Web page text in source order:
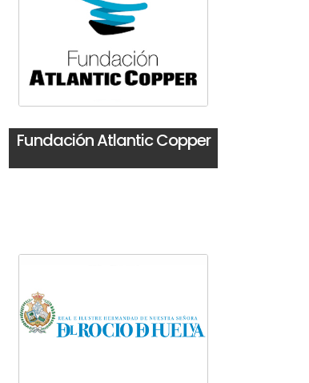
Fundación Atlantic Copper